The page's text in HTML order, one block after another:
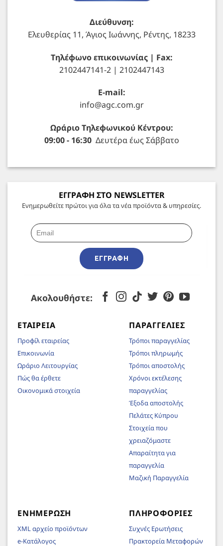
Διεύθυνση:
Ελευθερίας 11, Άγιος Ιωάννης, Ρέντης, 18233
Τηλέφωνο επικοινωνίας | Fax:
2102447141-2 | 2102447143
E-mail:
info@agc.com.gr
Ωράριο Τηλεφωνικού Κέντρου:
09:00 - 16:30Δευτέρα έως Σάββατο
ΕΓΓΡΑΦΗ ΣΤΟ NEWSLETTER
Ενημερωθείτε πρώτοι για όλα τα νέα προϊόντα & υπηρεσίες.
ΕΓΓΡΑΦΉ
Ακολουθήστε:
ΕΤΑΙΡΕΊΑ
Προφίλ εταιρείας
Επικοινωνία
Ωράριο Λειτουργίας
Πώς θα έρθετε
Οικονομικά στοιχεία
ΠΑΡΑΓΓΕΛΊΕΣ
Τρόποι παραγγελίας
Τρόποι πληρωμής
Τρόποι αποστολής
Χρόνοι εκτέλεσης
παραγγελίας
Έξοδα αποστολής
Πελάτες Κύπρου
Στοιχεία που
χρειαζόμαστε
Απαραίτητα για
παραγγελία
Μαζική Παραγγελία
ΕΝΗΜΈΡΩΣΗ
XML αρχείο προϊόντων
e-Κατάλογος
ΠΛΗΡΟΦΟΡΊΕΣ
Συχνές Ερωτήσεις
Πρακτορεία Μεταφορών